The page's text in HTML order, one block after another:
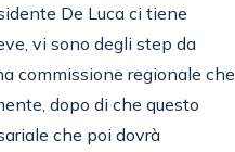
De Luca ci tiene
vi sono degli step da
commissione regionale che
dopo di che questo
che poi dovrà